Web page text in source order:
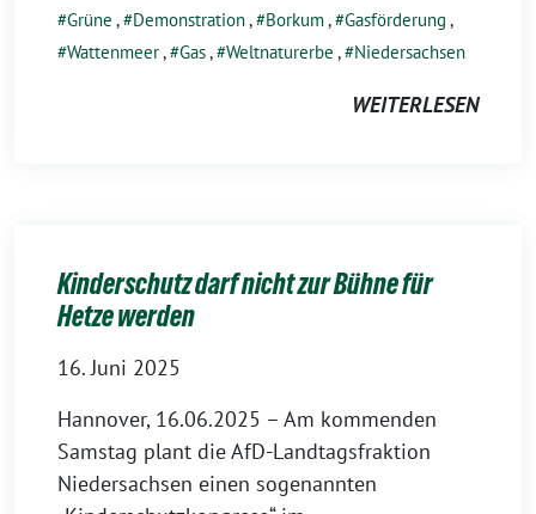
Grüne , Demonstration, Borkum, Gasförderung ,
Wattenmeer, Gas, Weltnaturerbe , Niedersachsen
WEITERLESEN
Kinderschutz darf nicht zur Bühne für
Hetze werden
16. Juni 2025
Hannover, 16.06.2025 – Am kommenden
Samstag plant die AfD-Landtagsfraktion
Niedersachsen einen sogenannten